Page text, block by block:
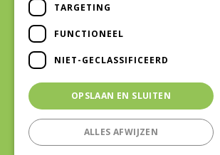
Snel naar
Veilig winkelen
TARGETING
FUNCTIONEEL
NIET-GECLASSIFICEERD
OPSLAAN EN SLUITEN
ALLES AFWIJZEN